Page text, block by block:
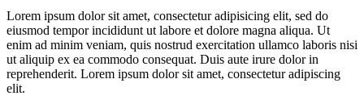
Lorem ipsum dolor sit amet, consectetur adipisicing elit, sed do
eiusmod tempor incididunt ut labore et dolore magna aliqua. Ut
enim ad minim veniam, quis nostrud exercitation ullamco laboris nisi
ut aliquip ex ea commodo consequat. Duis aute irure dolor in
reprehenderit. Lorem ipsum dolor sit amet, consectetur adipiscing
elit.